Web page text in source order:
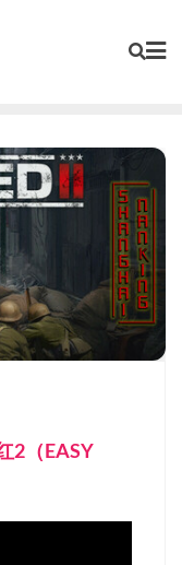
2（EASY